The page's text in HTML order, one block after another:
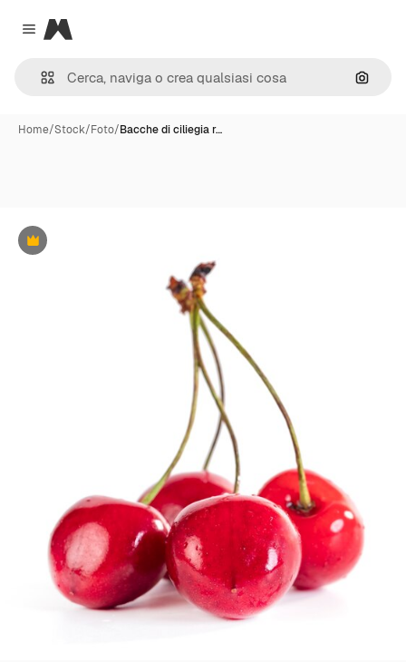
Close menu
Magnific
Cerca
Home/Stock/Foto/Bacche di ciliegia r…
Premium